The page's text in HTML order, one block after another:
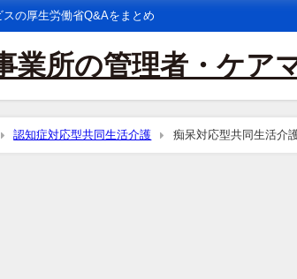
の厚生労働省Q&Aをまとめ
業所の管理者・ケア
認知症対応型共同生活介護
痴呆対応型共同生活介